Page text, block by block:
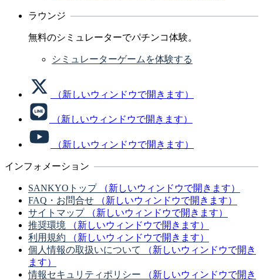
ラウンジ
無料のシミュレーターでパチンコ体験。
シミュレーターゲームを体験する
（新しいウィンドウで開きます）
（新しいウィンドウで開きます）
（新しいウィンドウで開きます）
インフォメーション
SANKYOトップ
（新しいウィンドウで開きます）
FAQ・お問合せ
（新しいウィンドウで開きます）
サイトマップ
（新しいウィンドウで開きます）
推奨環境
（新しいウィンドウで開きます）
利用規約
（新しいウィンドウで開きます）
個人情報の取扱いについて
（新しいウィンドウで開き
ます）
情報セキュリティポリシー
（新しいウィンドウで開き